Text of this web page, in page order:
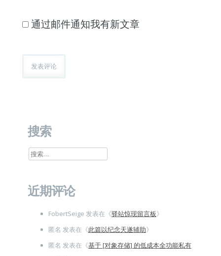
通过邮件通知我有新文章
搜索
搜
近期评论
FobertSeige 发表在《驿站惊现留言板》
匿名 发表在《此篇以纪念天遂辅助》
匿名 发表在《基于 [对象存储] 的低成本全功能私有